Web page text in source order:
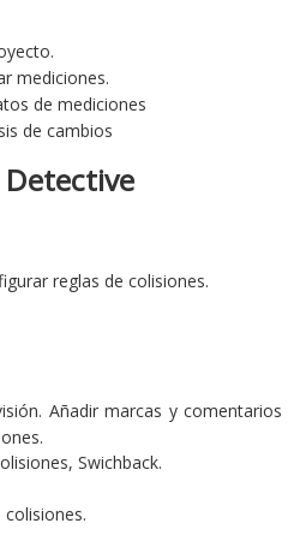
mediciones.
de mediciones
de cambios
Detective
reglas de colisiones.
Añadir marcas y comentarios
Swichback.